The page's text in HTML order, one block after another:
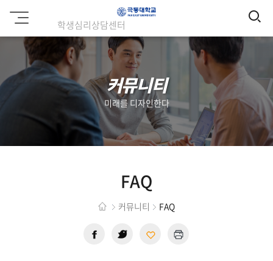
동
대
학
교
학생심리상담센터
검
커뮤니티
미래를 디자인한다
FAQ
커뮤니티 FAQ